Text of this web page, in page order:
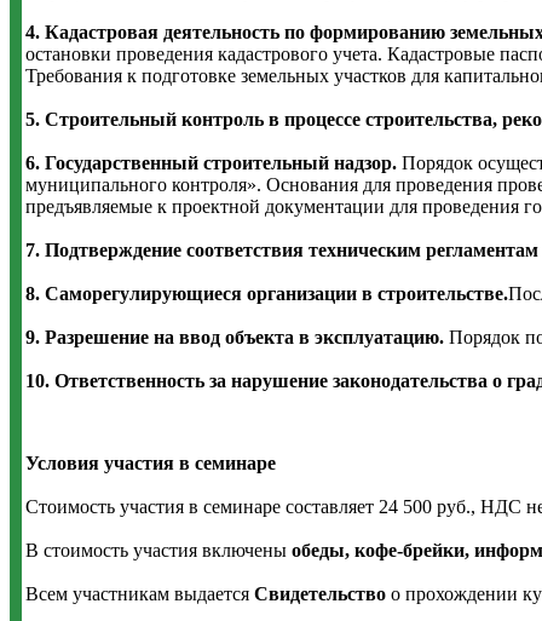
4. Кадастровая деятельность по формированию
остановки проведения кадастрового учета. Кадастровые
Требования к подготовке земельных участков для
5. Строительный контроль в процессе строительства,
6. Государственный строительный надзор. Порядок
муниципального контроля». Основания для проведения
предъявляемые к проектной документации для проведения
7. Подтверждение соответствия техническим
8. Саморегулирующиеся организации в строительстве.
9. Разрешение на ввод объекта в эксплуатацию. Порядок
10. Ответственность за нарушение законодательства о
Условия участия в семинаре
Стоимость участия в семинаре составляет 24 500 руб., НДС
В стоимость участия включены обеды, кофе-брейки,
Всем участникам выдается Свидетельство о прохождении